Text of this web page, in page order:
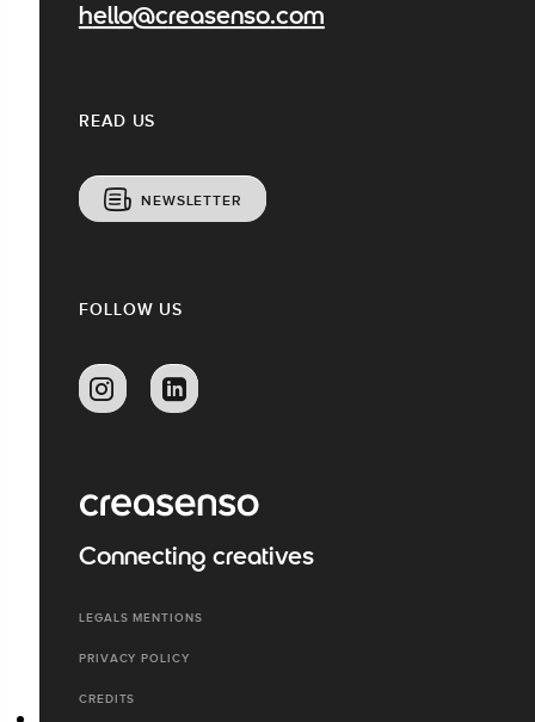
hello@creasenso.com
READ US
NEWSLETTER
FOLLOW US
Connecting creatives
LEGALS MENTIONS
PRIVACY POLICY
CREDITS